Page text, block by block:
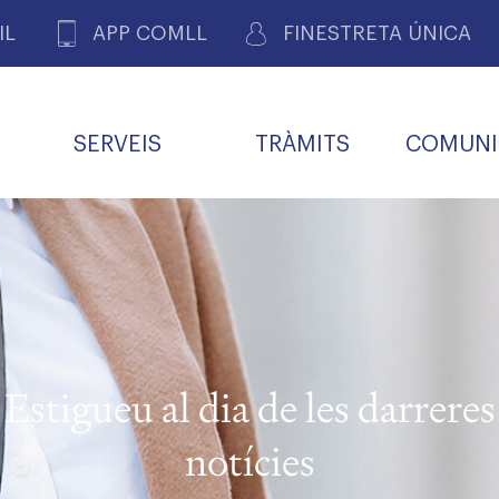
APP COMLL FINESTRETA ÚNICA
DE PACIENTS DE LLEIDA
SERVEIS TRÀMITS
DE GOVERN COMISSIÓ DEONTOLÒGICA
INFORMÀTICA I NOVES
TECNOLOGIES
DE FEINA
ALERTES
FARMACÈUTIQUES
R
CARNET METGE
COL·LEGIAT
Estigueu al dia de les darreres
notícies